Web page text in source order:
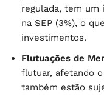
regulada, tem um
na SEP (3%), o
investimentos.
Flutuações de
flutuar, afetando
também estão